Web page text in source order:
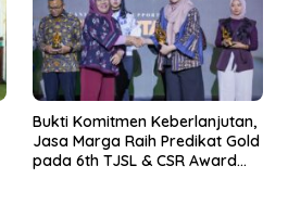
Bukti Komitmen Keberlanjutan,
Jasa Marga Raih Predikat Gold
pada 6th TJSL & CSR Award